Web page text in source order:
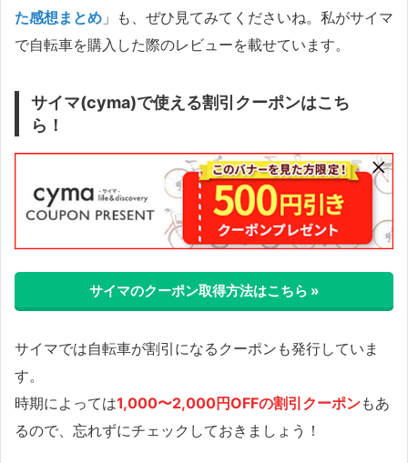
た感想まとめ 」も、ぜひ見てみてくださいね。私がサイマ
で自転車を購入した際のレビューを載せています。
サイマ(cyma)で使える割引クーポンはこち
ら！
サイマのクーポン取得方法はこちら »
サイマでは自転車が割引になるクーポンも発行していま
す。
時期によっては1,000〜2,000円OFFの割引クーポンもあ
るので、忘れずにチェックしておきましょう！